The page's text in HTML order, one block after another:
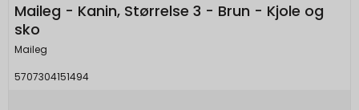
Maileg - Kanin, Størrelse 3 - Brun - Kjole og
sko
Maileg
5707304151494